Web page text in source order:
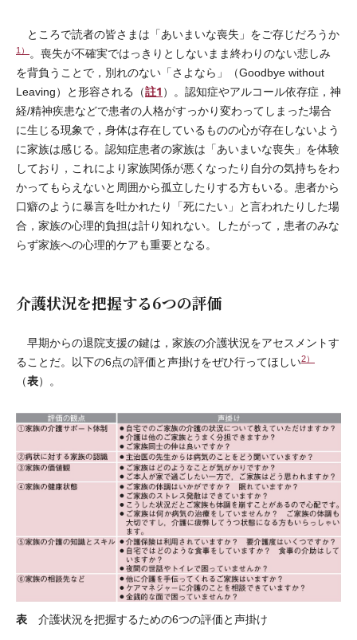
ところで読者の皆さまは「あいまいな喪失」をご存じだろうか
1）
。喪失が不確実ではっきりとしないまま終わりのない悲しみ
を背負うことで，別れのない「さよなら」（Goodbye without
Leaving）と形容される（註1 ）。認知症やアルコール依存症，神
経/精神疾患などで患者の人格がすっかり変わってしまった場合
に生じる現象で，身体は存在しているものの心が存在しないよう
に家族は感じる。認知症患者の家族は「あいまいな喪失」を体験
しており，これにより家族関係が悪くなったり自分の気持ちをわ
かってもらえないと周囲から孤立したりする方もいる。患者から
口癖のように暴言を吐かれたり「死にたい」と言われたりした場
合，家族の心理的負担は計り知れない。したがって，患者のみな
らず家族への心理的ケアも重要となる。
介護状況を把握する6つの評価
早期からの退院支援の鍵は，家族の介護状況をアセスメントす
ることだ。以下の6点の評価と声掛けをぜひ行ってほしい2）
（表）。
表 介護状況を把握するための6つの評価と声掛け